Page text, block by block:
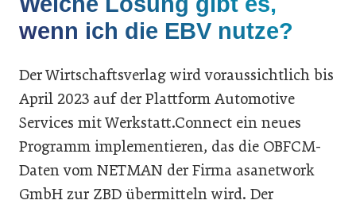
wenn ich die EBV nutze?
Der Wirtschaftsverlag wird voraussichtlich bis
April 2023 auf der Plattform Automotive
Services mit Werkstatt.Connect ein neues
Programm implementieren, das die OBFCM-
Daten vom NETMAN der Firma asanetwork
GmbH zur ZBD übermitteln wird. Der